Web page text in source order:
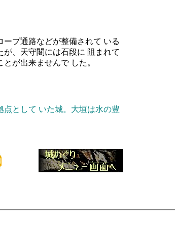
ープ通路などが整備されて いる
が、天守閣には石段に 阻まれて
が出来ませんで した。
として いた城。大垣は水の豊